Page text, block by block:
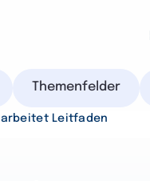
Themenfelder
Leitfaden